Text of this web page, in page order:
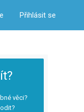
Přihlásit se
věci?